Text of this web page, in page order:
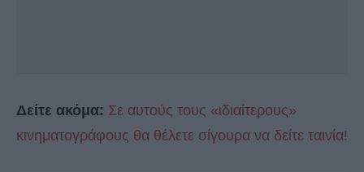
Δείτε ακόμα: Σε αυτούς τους «ιδιαίτερους»
κινηματογράφους θα θέλετε σίγουρα να δείτε ταινία!